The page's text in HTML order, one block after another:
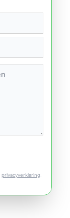
privacyverklaring